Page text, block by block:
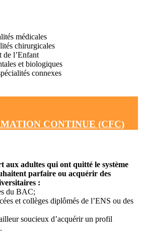
médicales
chirurgicales
de l’Enfant
et biologiques
connexes
CONTINUE (CFC)
aux adultes qui ont quitté le système
parfaire ou acquérir des
:
du BAC;
et collèges diplômés de l’ENS ou des
soucieux d’acquérir un profil